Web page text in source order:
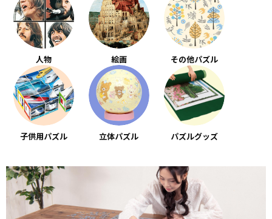
人物 絵画 その他パズル
子供用パズル 立体パズル パズルグッズ